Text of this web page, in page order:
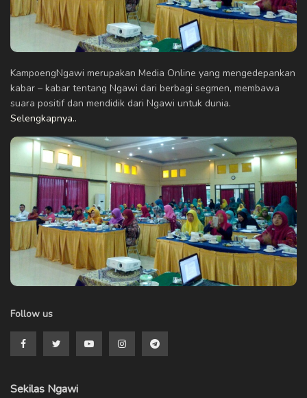
KampoengNgawi merupakan Media Online yang mengedepankan
kabar – kabar tentang Ngawi dari berbagi segmen, membawa
suara positif dan mendidik dari Ngawi untuk dunia.
Selengkapnya..
Follow us
Sekilas Ngawi